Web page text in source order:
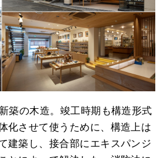
築の木造。竣工時期も構造形式
化させて使うために、構造上は
建築し、接合部にエキスパンジ